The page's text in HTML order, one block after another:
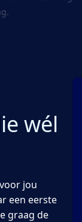
wél
jou
een eerste
graag de